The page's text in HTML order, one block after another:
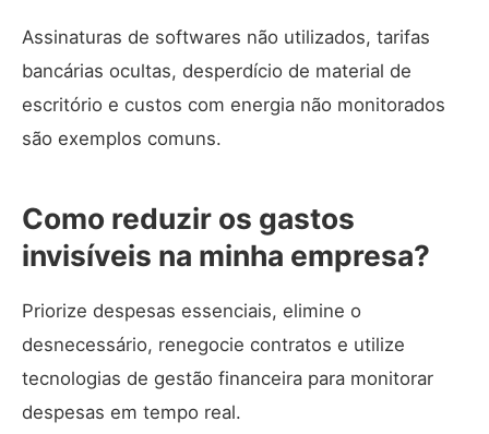
Assinaturas de softwares não utilizados, tarifas
bancárias ocultas, desperdício de material de
escritório e custos com energia não monitorados
são exemplos comuns.
Como reduzir os gastos
invisíveis na minha empresa?
Priorize despesas essenciais, elimine o
desnecessário, renegocie contratos e utilize
tecnologias de gestão financeira para monitorar
despesas em tempo real.